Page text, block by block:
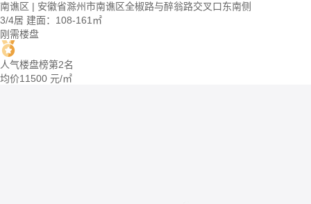
南谯区 | 安徽省滁州市南谯区全椒路与醉翁路交叉口东南侧
3/4居 建面：108-161㎡
刚需楼盘
人气楼盘榜第2名
均价11500 元/㎡